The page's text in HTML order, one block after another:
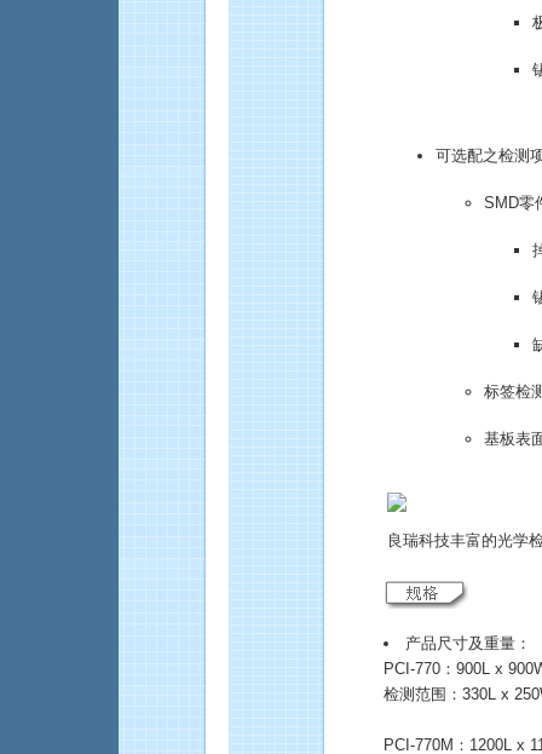
可选配之检测
SMD零
标签检
基板表
良瑞科技丰富的光学
产品尺寸及重量：
PCI-770：900L x
检测范围：330L x
PCI-770M：1200L x